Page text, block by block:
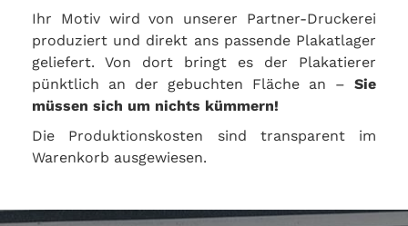
Ihr Motiv wird von unserer Partner-Druckerei
produziert und direkt ans passende Plakatlager
geliefert. Von dort bringt es der Plakatierer
pünktlich an der gebuchten Fläche an – Sie
müssen sich um nichts kümmern!
Die Produktionskosten sind transparent im
Warenkorb ausgewiesen.